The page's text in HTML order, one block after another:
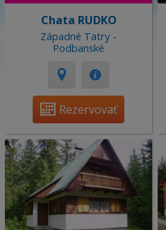
Chata RUDKO
Západné Tatry -
Podbanské
Rezervovať